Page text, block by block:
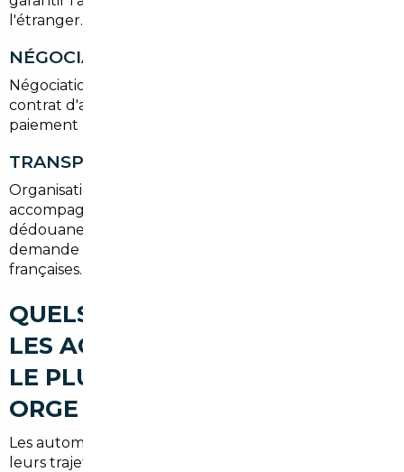
l'étranger.
NÉGOCIATION ET ACHAT
Négociation sécurisée en votre nom, rédaction d'un
contrat d'achat clair et vérification des modalités de
paiement pour limiter les risques.
TRANSPORT ET IMMATRICULATION
Organisation du transport jusqu'à Morsang-sur-Orge,
accompagnement pour les démarches de
dédouanement, paiement de la TVA si nécessaire et
demande de carte grise conforme aux normes
françaises.
QUELS TYPES DE VOITURES
LES ACHETEURS RECHERCHENT
LE PLUS À MORSANG-SUR-
ORGE
Les automobilistes locaux ont des besoins variés selon
leurs trajets :